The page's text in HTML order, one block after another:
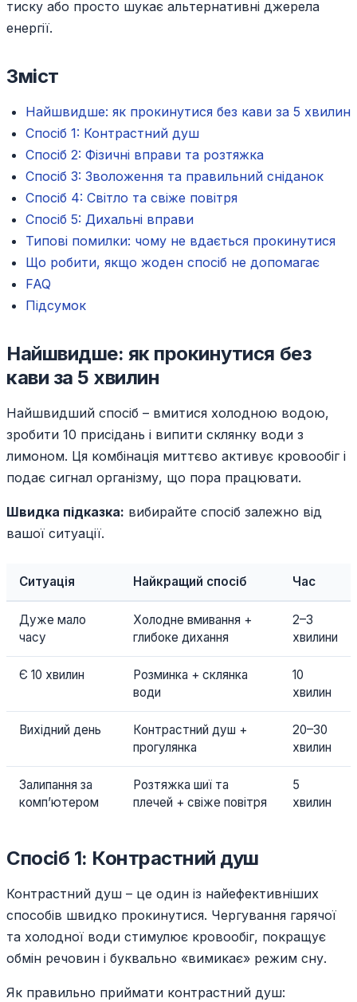
тиску або просто шукає альтернативні джерела
енергії.
Зміст
Найшвидше: як прокинутися без кави за 5 хвилин
Спосіб 1: Контрастний душ
Спосіб 2: Фізичні вправи та розтяжка
Спосіб 3: Зволоження та правильний сніданок
Спосіб 4: Світло та свіже повітря
Спосіб 5: Дихальні вправи
Типові помилки: чому не вдається прокинутися
Що робити, якщо жоден спосіб не допомагає
FAQ
Підсумок
Найшвидше: як прокинутися без
кави за 5 хвилин
Найшвидший спосіб – вмитися холодною водою,
зробити 10 присідань і випити склянку води з
лимоном. Ця комбінація миттєво активує кровообіг і
подає сигнал організму, що пора працювати.
Швидка підказка: вибирайте спосіб залежно від
вашої ситуації.
Ситуація Найкращий спосіб Час
Дуже мало
часу
Холодне вмивання +
глибоке дихання
2–3
хвилини
Є 10 хвилин
Розминка + склянка
води
10
хвилин
Вихідний день
Контрастний душ +
прогулянка
20–30
хвилин
Залипання за
комп’ютером
Розтяжка шиї та
плечей + свіже повітря
5
хвилин
Спосіб 1: Контрастний душ
Контрастний душ – це один із найефективніших
способів швидко прокинутися. Чергування гарячої
та холодної води стимулює кровообіг, покращує
обмін речовин і буквально «вимикає» режим сну.
Як правильно приймати контрастний душ: